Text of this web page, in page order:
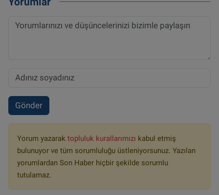
Gönder
Yorum yazarak topluluk kurallarımızı kabul etmiş
bulunuyor ve tüm sorumluluğu üstleniyorsunuz. Yazılan
yorumlardan Son Haber hiçbir şekilde sorumlu
tutulamaz.